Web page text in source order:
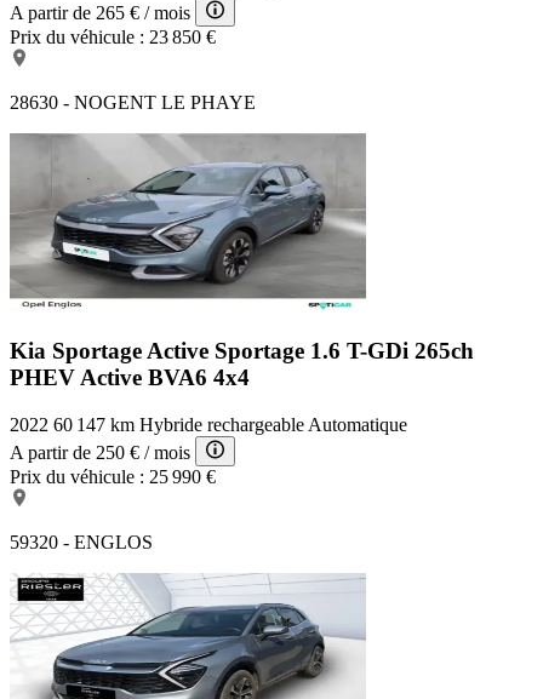
A partir de 265 € / mois
Prix du véhicule : 23 850 €
28630 - NOGENT LE PHAYE
Kia Sportage Active Sportage 1.6 T-GDi 265ch
PHEV Active BVA6 4x4
2022 60 147 km Hybride rechargeable Automatique
A partir de 250 € / mois
Prix du véhicule : 25 990 €
59320 - ENGLOS